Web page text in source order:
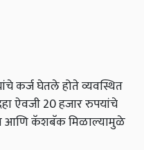
कर्ज घेतले होते व्यवस्थित
ऐवजी 20 हजार रुपयांचे
आणि कॅशबॅक मिळाल्यामुळे